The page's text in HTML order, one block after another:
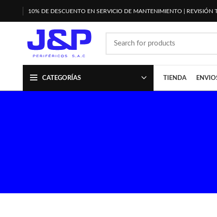
10% DE DESCUENTO EN SERVICIO DE MANTENIMIENTO | REVISIÓN
CATEGORÍAS TIENDA